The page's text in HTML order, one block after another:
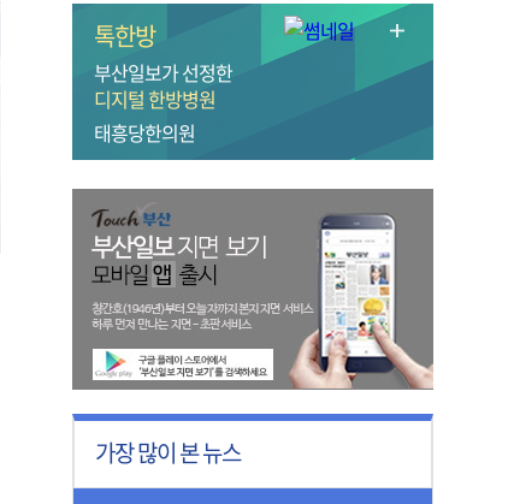
톡한방
부산일보가 선정한
디지털 한방병원
태흥당한의원
가장 많이 본 뉴스